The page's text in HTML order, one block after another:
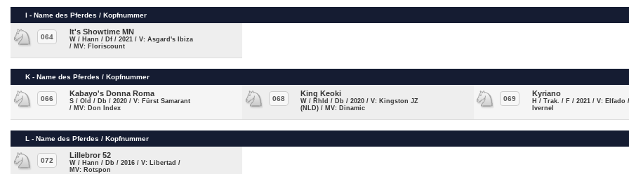
I - Name des Pferdes / Kopfnummer
064
It's Showtime MN
W / Hann / Df / 2021 / V: Asgard's Ibiza
/ MV: Floriscount
K - Name des Pferdes / Kopfnummer
066
Kabayo's Donna Roma
S / Old / Db / 2020 / V: Fürst Samarant
/ MV: Don Index
068
King Keoki
W / Rhld / Db / 2020 / V: Kingston JZ
(NLD) / MV: Dinamic
069
Kyriano
H / Trak. / F / 2021 / V: Elfado
Ivernel
L - Name des Pferdes / Kopfnummer
072
Lillebror 52
W / Hann / Db / 2016 / V: Libertad /
MV: Rotspon